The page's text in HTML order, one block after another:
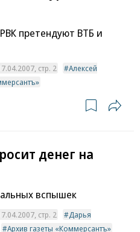
претендуют ВТБ и
стр. 2
Алексей
денег на
вспышек
стр. 2
Дарья
Архив газеты «Коммерсантъ»